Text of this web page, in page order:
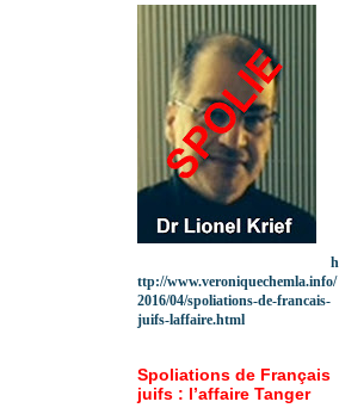
h
ttp://www.veroniquechemla.info/
2016/04/spoliations-de-francais-
juifs-laffaire.html
Spoliations de Français
juifs : l’affaire Tanger